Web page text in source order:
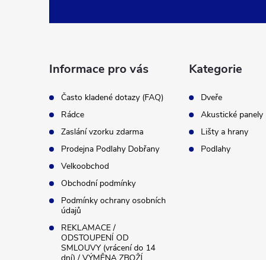
Informace pro vás
Často kladené dotazy (FAQ)
Rádce
Zaslání vzorku zdarma
Prodejna Podlahy Dobřany
Velkoobchod
Obchodní podmínky
Podmínky ochrany osobních
údajů
REKLAMACE /
ODSTOUPENÍ OD
SMLOUVY (vrácení do 14
Kategorie
Dveře
Akustické panely
Lišty a hrany
Podlahy